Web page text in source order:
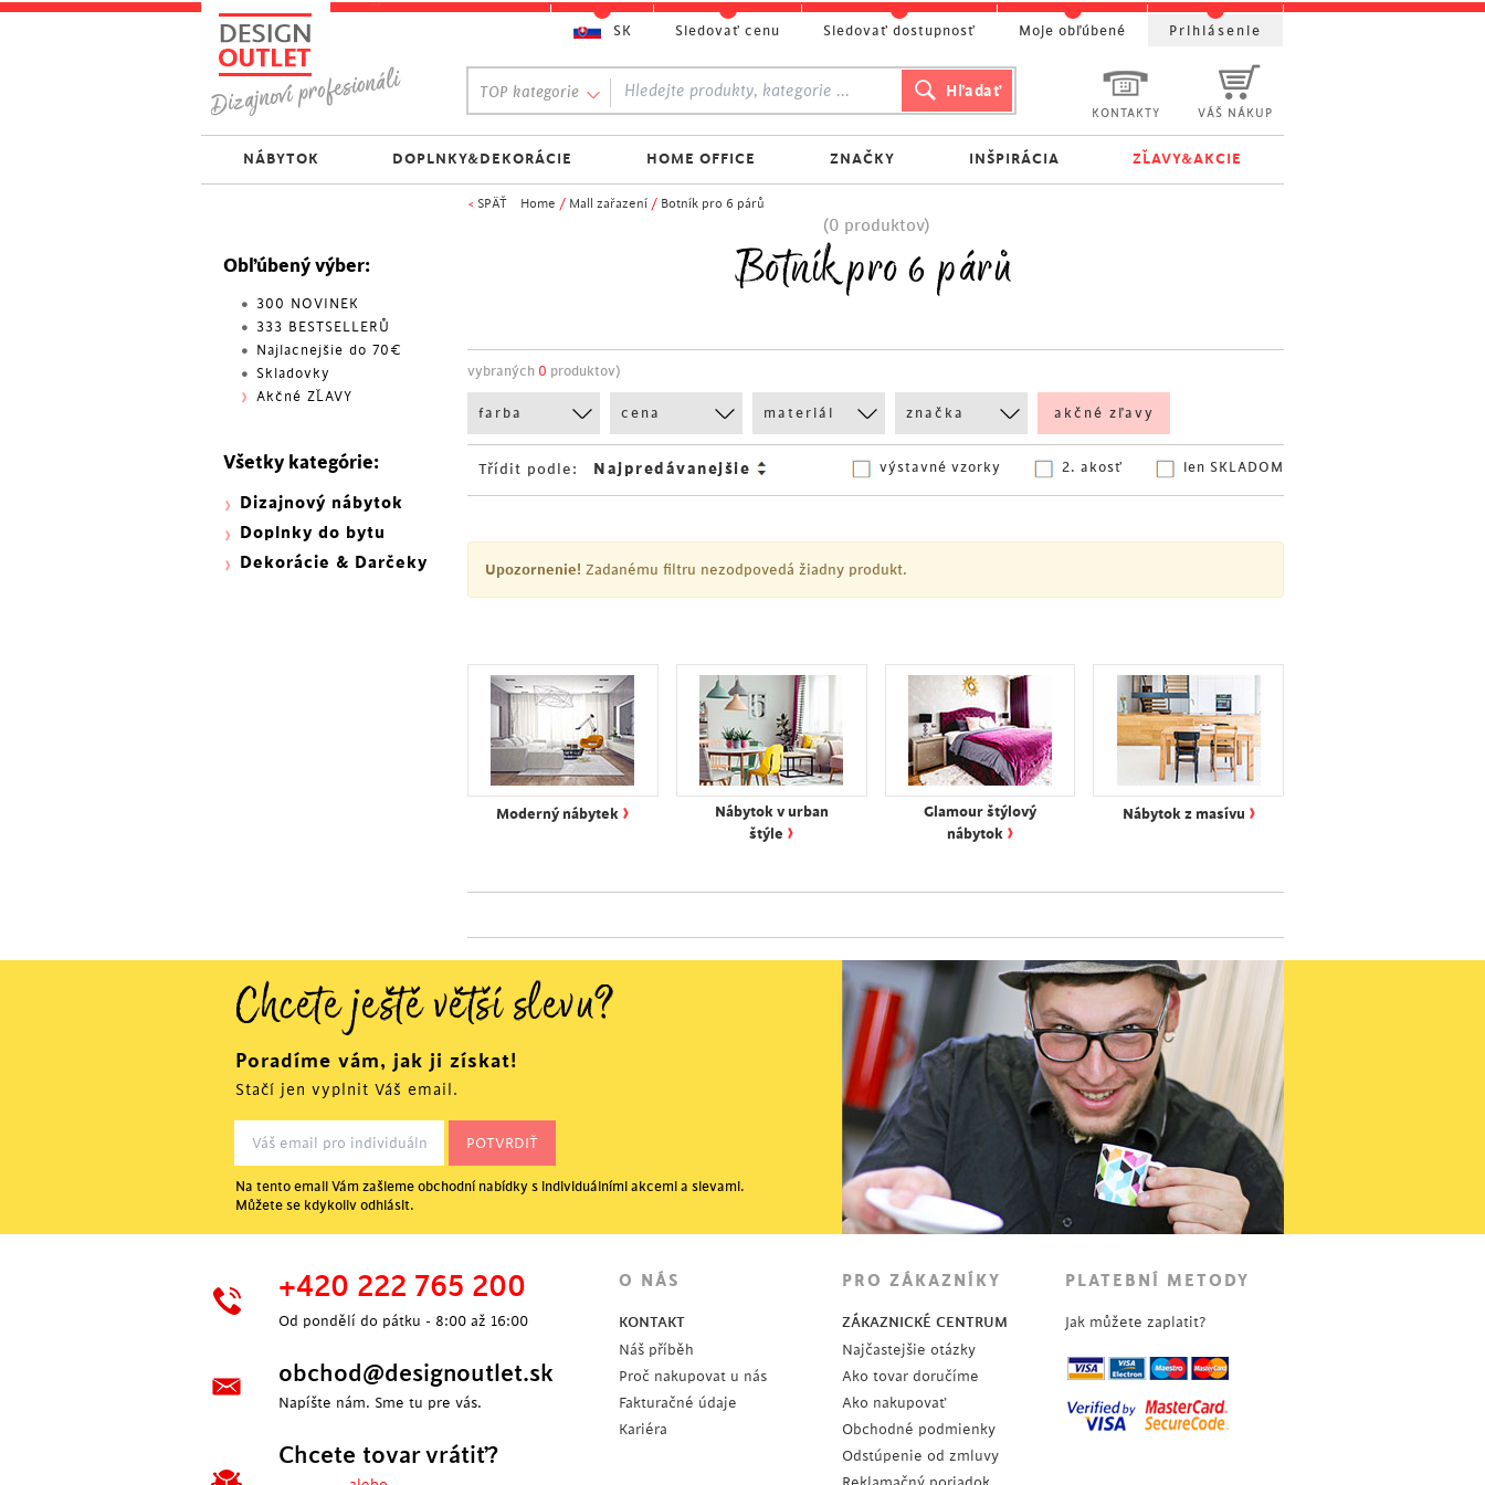
< SPÄŤ Home / Mall zařazení / Botník pro 6 párů
(0 produktov)
Botník pro 6 párů
vybraných 0 produktov)
farba cena materiál značka akčné zľavy
Třídit podle: len SKLADOM
2. akosť
výstavné vzorky
Upozornenie! Zadanému filtru nezodpovedá žiadny produkt.
Moderný nábytek ›
Nábytok v urban
štýle ›
Glamour štýlový
nábytok ›
Nábytok z masívu ›
Obľúbený výber:
300 NOVINEK
333 BESTSELLERŮ
Najlacnejšie do 70€
Skladovky
Akčné ZĽAVY
Všetky kategórie:
Dizajnový nábytok
Doplnky do bytu
Dekorácie & Darčeky
KONTAKTY VÁŠ NÁKUP
TOP kategorie
NÁBYTOK DOPLNKY&DEKORÁCIE HOME OFFICE ZNAČKY INŠPIRÁCIA ZĽAVY&AKCIE
SK Sledovať cenu Sledovať dostupnosť Moje obľúbené Prihlásenie
Chcete ještě větší slevu?
Poradíme vám, jak ji získat!
Stačí jen vyplnit Váš email.
Na tento email Vám zašleme obchodní nabídky s individuálními akcemi a slevami.
Můžete se kdykoliv odhlásit.
+420 222 765 200
Od pondělí do pátku - 8:00 až 16:00
obchod@designoutlet.sk
Napíšte nám. Sme tu pre vás.
Chcete tovar vrátiť?
O NÁS
KONTAKT
Náš příběh
Proč nakupovat u nás
Fakturačné údaje
Kariéra
PRO ZÁKAZNÍKY
ZÁKAZNICKÉ CENTRUM
Najčastejšie otázky
Ako tovar doručíme
Ako nakupovať
Obchodné podmienky
Odstúpenie od zmluvy
PLATEBNÍ METODY
Jak můžete zaplatit?